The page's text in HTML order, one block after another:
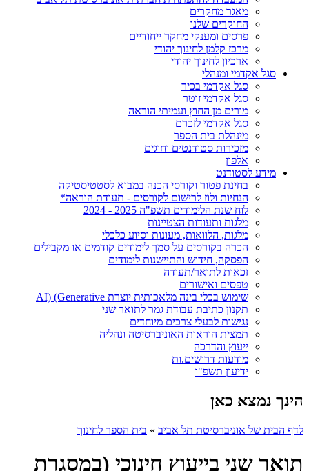
מאגר מחקרים
החוקרים שלנו
פרסים ומענקי מחקר ייחודיים
מרכז קלמן לחינוך יהודי
ארכיון לחינוך יהודי
סגל אקדמי ומנהלי
סגל אקדמי בכיר
סגל אקדמי זוטר
מורים מן החוץ ועמיתי הוראה
סגל אקדמי לזכרם
מינהלת בית הספר
מזכירות סטודנטים וחוגים
אלפון
מידע לסטודנט
בחינת פטור וקורסי הכנה במבוא לסטטיסטיקה
הנחיות ולוז לרישום לקורסים - תעודת הוראה*
לוח שנת הלימודים תשפ"ה 2025 - 2024
מלגות ותעודות הצטיינות
מלגות, הלוואות, מעונות וסיוע כלכלי
הכרה בקורסים על סמך לימודים קודמים או מקבילים
הפסקה, חידוש והתיישנות לימודים
זכאות לתואר/תעודה
טפסים ואישורים
שימוש בכלי בינה מלאכותית יוצרת AI) (Generative
תקנון כתיבת עבודת גמר לתואר שני
נגישות לבעלי צרכים מיוחדים
תמצית הוראות האוניברסיטה ונהליה
ייעוץ והדרכה
מודעות דרושים.ות
ידיעון תשפ"ו
הינך נמצא כאן
לדף הבית של אוניברסיטת תל אביב » בית הספר לחינוך
תואר שני בייעוץ חינוכי (במסגרת